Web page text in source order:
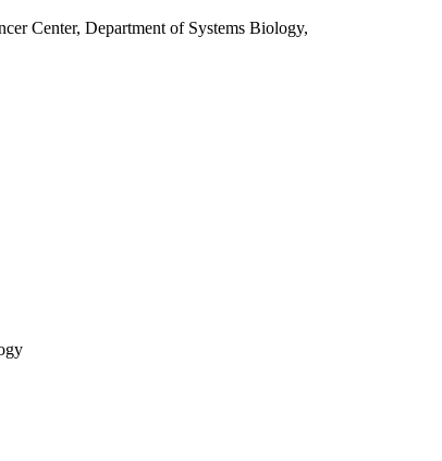
Center, Department of Systems Biology,